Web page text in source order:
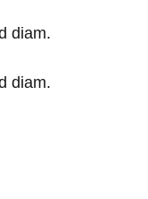
diam.
diam.